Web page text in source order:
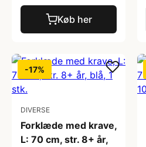
Køb her
-17%
DIVERSE
Forklæde med krave,
L: 70 cm, str. 8+ år,